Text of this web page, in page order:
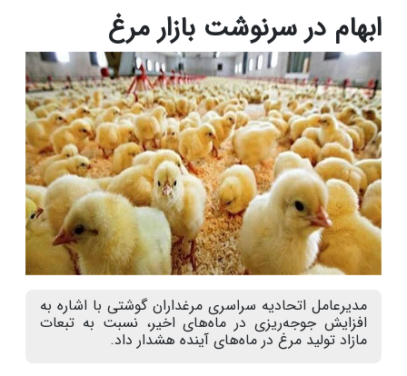
ابهام در سرنوشت بازار مرغ
مدیرعامل اتحادیه سراسری مرغداران گوشتی با اشاره به
افزایش جوجه‌ریزی در ماه‌های اخیر، نسبت به تبعات
مازاد تولید مرغ در ماه‌های آینده هشدار داد.